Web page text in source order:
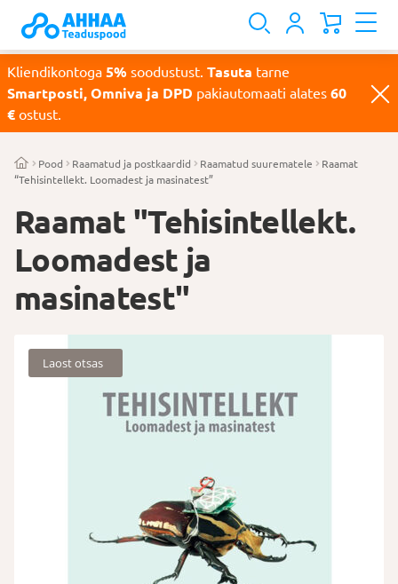
Kliendikontoga 5% soodustust. Tasuta tarne
Smartposti, Omniva ja DPD pakiautomaati alates 60
€ ostust.
Pood Raamatud ja postkaardid Raamatud suurematele
Raamat
“Tehisintellekt. Loomadest ja masinatest”
Raamat "Tehisintellekt.
Loomadest ja
masinatest"
Laost otsas